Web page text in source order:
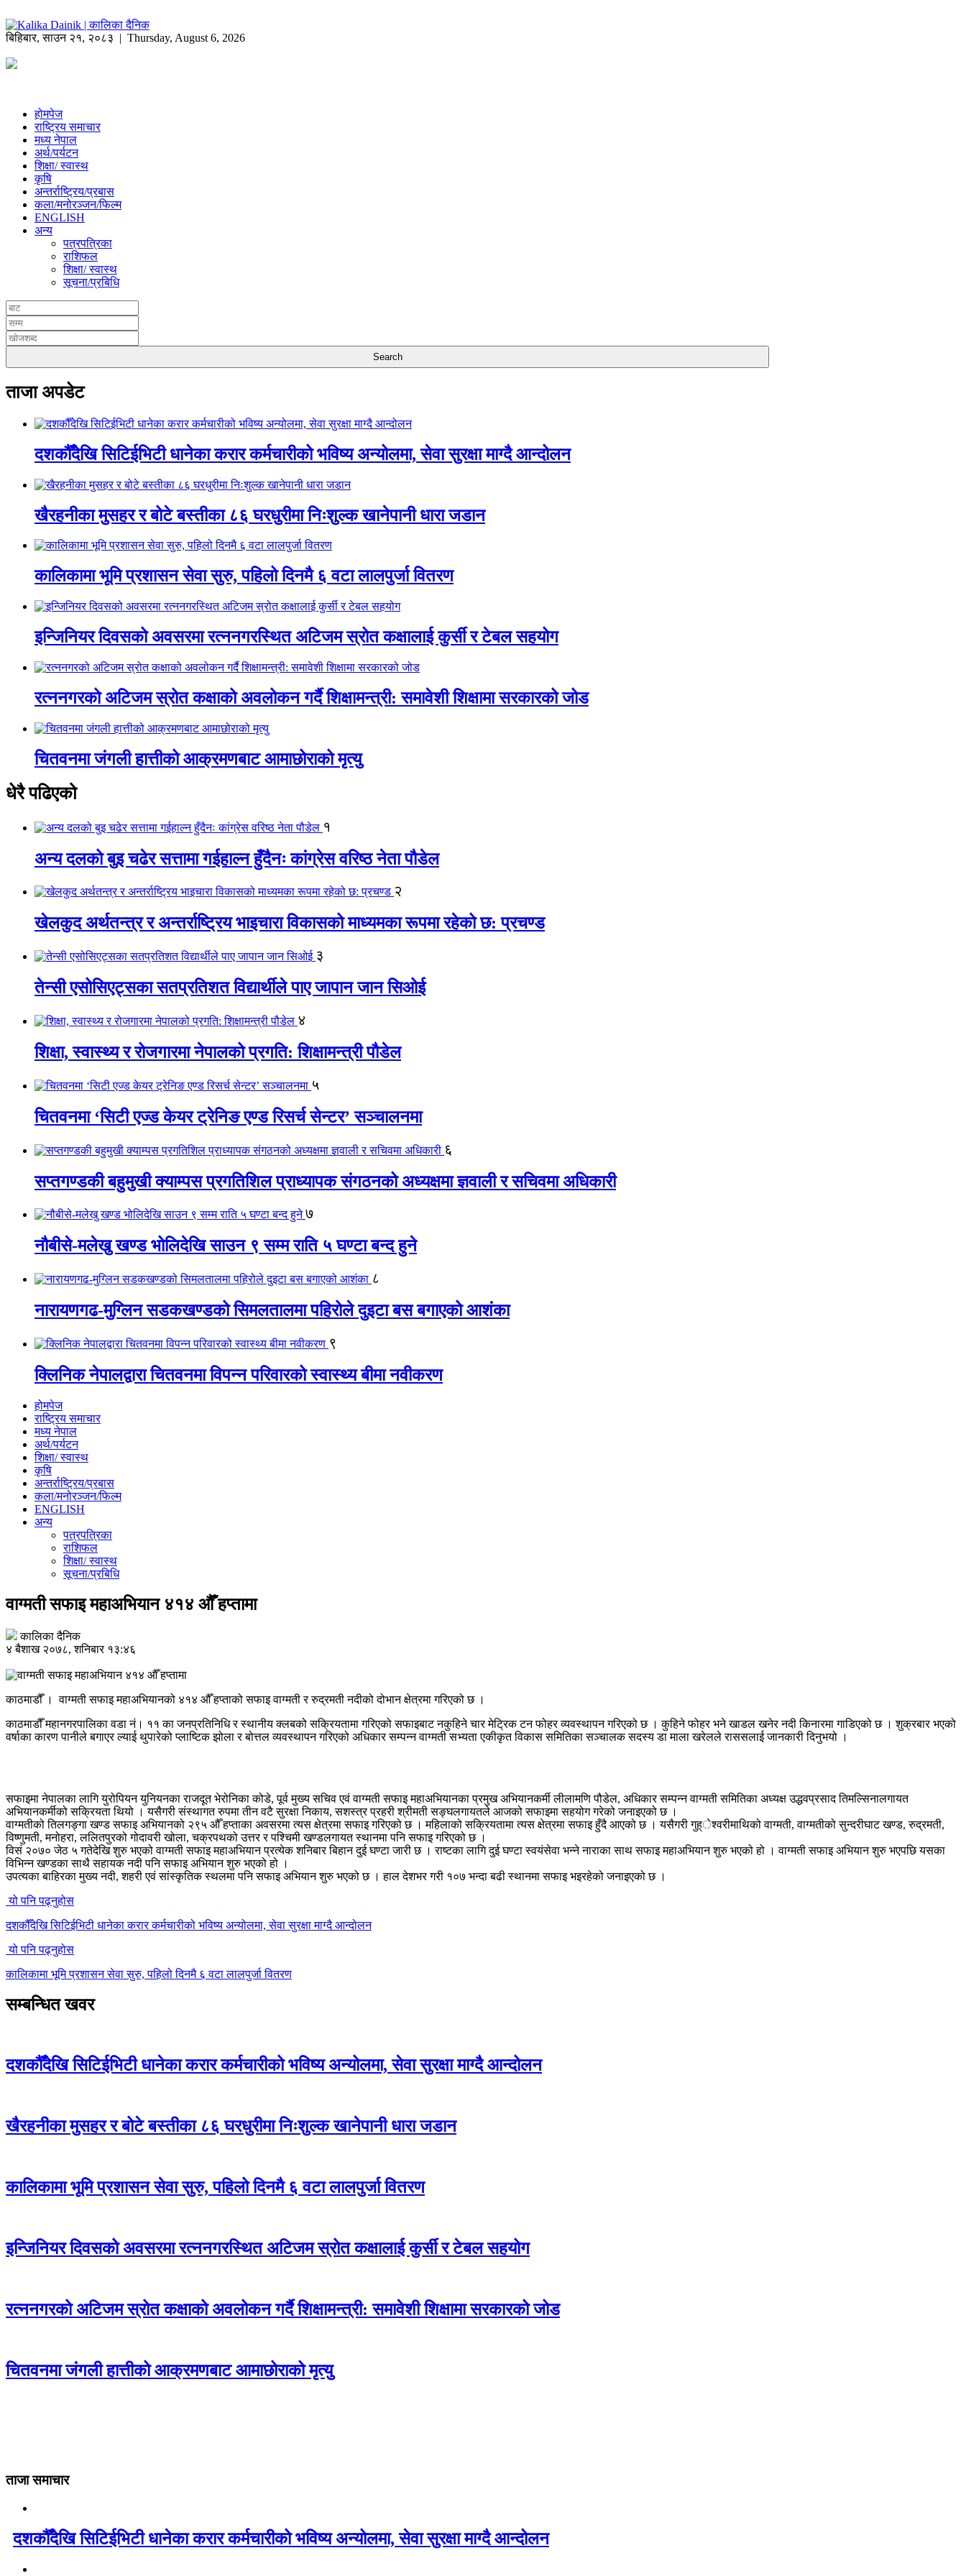
बिहिबार,साउन २१, २०८३ | Thursday, August 6, 2026
होमपेज
राष्ट्रिय समाचार
मध्य नेपाल
अर्थ/पर्यटन
शिक्षा/ स्वास्थ
कृषि
अन्तर्राष्ट्रिय/प्रबास
कला/मनोरञ्जन/फिल्म
ENGLISH
अन्य
पत्रपत्रिका
राशिफल
शिक्षा/ स्वास्थ
सूचना/प्रबिधि
ताजा अपडेट
दशकौँदेखि सिटिईभिटी धानेका करार कर्मचारीको भविष्य अन्योलमा, सेवा सुरक्षा माग्दै आन्दोलन
खैरहनीका मुसहर र बोटे बस्तीका ८६ घरधुरीमा निःशुल्क खानेपानी धारा जडान
कालिकामा भूमि प्रशासन सेवा सुरु, पहिलो दिनमै ६ वटा लालपुर्जा वितरण
इन्जिनियर दिवसको अवसरमा रत्ननगरस्थित अटिजम स्रोत कक्षालाई कुर्सी र टेबल सहयोग
रत्ननगरको अटिजम स्रोत कक्षाको अवलोकन गर्दै शिक्षामन्त्री: समावेशी शिक्षामा सरकारको जोड
चितवनमा जंगली हात्तीको आक्रमणबाट आमाछोराको मृत्यु
धेरै पढिएको
१
अन्य दलको बुइ चढेर सत्तामा गईहाल्न हुँदैनः कांग्रेस वरिष्ठ नेता पौडेल
२
खेलकुद अर्थतन्त्र र अन्तर्राष्ट्रिय भाइचारा विकासको माध्यमका रूपमा रहेको छ: प्रचण्ड
३
तेन्सी एसोसिएट्सका सतप्रतिशत विद्यार्थीले पाए जापान जान सिओई
४
शिक्षा, स्वास्थ्य र रोजगारमा नेपालको प्रगति: शिक्षामन्त्री पौडेल
५
चितवनमा ‘सिटी एज्ड केयर ट्रेनिङ एण्ड रिसर्च सेन्टर’ सञ्चालनमा
६
सप्तगण्डकी बहुमुखी क्याम्पस प्रगतिशिल प्राध्यापक संगठनको अध्यक्षमा ज्ञवाली र सचिवमा अधिकारी
७
नौबीसे-मलेखु खण्ड भोलिदेखि साउन ९ सम्म राति ५ घण्टा बन्द हुने
८
नारायणगढ-मुग्लिन सडकखण्डको सिमलतालमा पहिरोले दुइटा बस बगाएको आशंका
९
क्लिनिक नेपालद्वारा चितवनमा विपन्न परिवारको स्वास्थ्य बीमा नवीकरण
होमपेज
राष्ट्रिय समाचार
मध्य नेपाल
अर्थ/पर्यटन
शिक्षा/ स्वास्थ
कृषि
अन्तर्राष्ट्रिय/प्रबास
कला/मनोरञ्जन/फिल्म
ENGLISH
अन्य
पत्रपत्रिका
राशिफल
शिक्षा/ स्वास्थ
सूचना/प्रबिधि
वाग्मती सफाइ महाअभियान ४१४ औँ हप्तामा
कालिका दैनिक
४ बैशाख २०७८, शनिबार १३:४६
काठमाडौँ । वाग्मती सफाइ महाअभियानको ४१४ औँ हप्ताको सफाइ वाग्मती र रुद्रमती नदीको दोभान क्षेत्रमा गरिएको छ ।
काठमाडौँ महानगरपालिका वडा नं। ११ का जनप्रतिनिधि र स्थानीय क्लबको सक्रियतामा गरिएको सफाइबाट नकुहिने चार मेट्रिक टन फोहर व्यवस्थापन गरिएको छ । कुहिने फोहर भने खाडल खनेर नदी किनारमा गाडिएको छ । शुक्रबार भएको
वर्षाका कारण पानीले बगाएर ल्याई थुपारेको प्लाष्टिक झोला र बोत्तल व्यवस्थापन गरिएको अधिकार सम्पन्न वाग्मती सभ्यता एकीकृत विकास समितिका सञ्चालक सदस्य डा माला खरेलले राससलाई जानकारी दिनुभयो ।
सफाइमा नेपालका लागि युरोपियन युनियनका राजदूत भेरोनिका कोडे, पूर्व मुख्य सचिव एवं वाग्मती सफाइ महाअभियानका प्रमुख अभियानकर्मी लीलामणि पौडेल, अधिकार सम्पन्न वाग्मती समितिका अध्यक्ष उद्धवप्रसाद तिमल्सिनालगायत
अभियानकर्मीको सक्रियता थियो । यसैगरी संस्थागत रुपमा तीन वटै सुरक्षा निकाय, सशस्त्र प्रहरी श्रीमती सङ्घलगायतले आजको सफाइमा सहयोग गरेको जनाइएको छ ।
वाग्मतीको तिलगङ्गा खण्ड सफाइ अभियानको २९५ औँ हप्ताका अवसरमा त्यस क्षेत्रमा सफाइ गरिएको छ । महिलाको सक्रियतामा त्यस क्षेत्रमा सफाइ हुँदै आएको छ । यसैगरी गुह्ेश्वरीमाथिको वाग्मती, वाग्मतीको सुन्दरीघाट खण्ड, रुद्रमती,
विष्णुमती, मनोहरा, ललितपुरको गोदावरी खोला, चक्रपथको उत्तर र पश्चिमी खण्डलगायत स्थानमा पनि सफाइ गरिएको छ ।
विसं २०७० जेठ ५ गतेदेखि शुरु भएको वाग्मती सफाइ महाअभियान प्रत्येक शनिबार बिहान दुई घण्टा जारी छ । राष्टका लागि दुई घण्टा स्वयंसेवा भन्ने नाराका साथ सफाइ महाअभियान शुरु भएको हो । वाग्मती सफाइ अभियान शुरु भएपछि यसका
विभिन्न खण्डका साथै सहायक नदी पनि सफाइ अभियान शुरु भएको हो ।
उपत्यका बाहिरका मुख्य नदी, शहरी एवं सांस्कृतिक स्थलमा पनि सफाइ अभियान शुरु भएको छ । हाल देशभर गरी १०७ भन्दा बढी स्थानमा सफाइ भइरहेको जनाइएको छ ।
यो पनि पढ्नुहोस
दशकौँदेखि सिटिईभिटी धानेका करार कर्मचारीको भविष्य अन्योलमा, सेवा सुरक्षा माग्दै आन्दोलन
यो पनि पढ्नुहोस
कालिकामा भूमि प्रशासन सेवा सुरु, पहिलो दिनमै ६ वटा लालपुर्जा वितरण
सम्बन्धित खवर
दशकौँदेखि सिटिईभिटी धानेका करार कर्मचारीको भविष्य अन्योलमा, सेवा सुरक्षा माग्दै आन्दोलन
खैरहनीका मुसहर र बोटे बस्तीका ८६ घरधुरीमा निःशुल्क खानेपानी धारा जडान
कालिकामा भूमि प्रशासन सेवा सुरु, पहिलो दिनमै ६ वटा लालपुर्जा वितरण
इन्जिनियर दिवसको अवसरमा रत्ननगरस्थित अटिजम स्रोत कक्षालाई कुर्सी र टेबल सहयोग
रत्ननगरको अटिजम स्रोत कक्षाको अवलोकन गर्दै शिक्षामन्त्री: समावेशी शिक्षामा सरकारको जोड
चितवनमा जंगली हात्तीको आक्रमणबाट आमाछोराको मृत्यु
ताजा समाचार
दशकौँदेखि सिटिईभिटी धानेका करार कर्मचारीको भविष्य अन्योलमा, सेवा सुरक्षा माग्दै आन्दोलन